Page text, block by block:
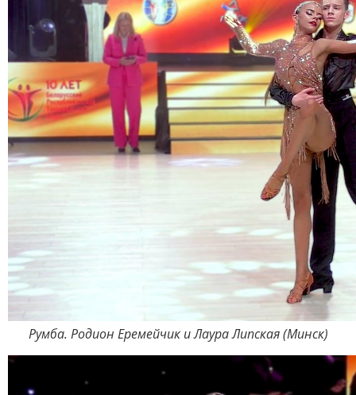
Румба. Родион Еремейчик и Лаура Липская (Минск)